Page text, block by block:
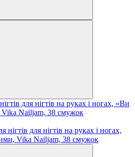
для нігтів на руках і ногах, «Ви
Vika Nailjam, 38 смужок